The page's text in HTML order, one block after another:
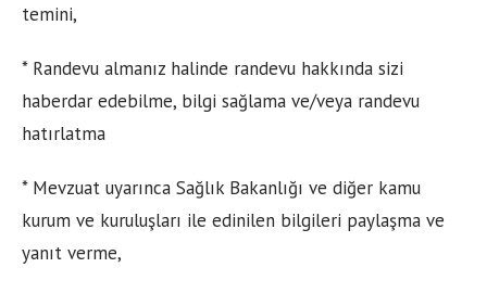
temini,
* Randevu almanız halinde randevu hakkında sizi
haberdar edebilme, bilgi sağlama ve/veya randevu
hatırlatma
* Mevzuat uyarınca Sağlık Bakanlığı ve diğer kamu
kurum ve kuruluşları ile edinilen bilgileri paylaşma ve
yanıt verme,